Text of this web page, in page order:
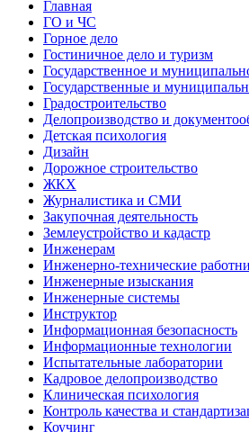
Главная
ГО и ЧС
Горное дело
Гостиничное дело и туризм
Государственное и
Государственные и
Градостроительство
Делопроизводство и
Детская психология
Дизайн
Дорожное строительство
ЖКХ
Журналистика и СМИ
Закупочная деятельность
Землеустройство и кадастр
Инженерам
Инженерно-технические
Инженерные изыскания
Инженерные системы
Инструктор
Информационная безопасность
Информационные технологии
Испытательные лаборатории
Кадровое делопроизводство
Клиническая психология
Контроль качества и
Коучинг